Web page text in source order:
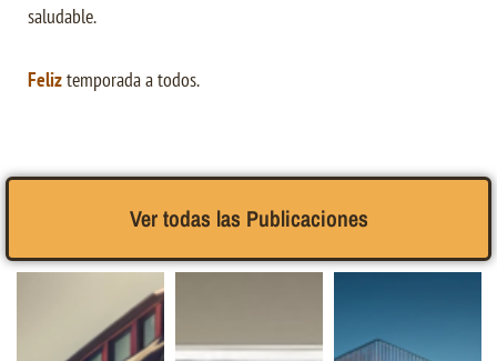
saludable.
Feliztemporada a todos.
Ver todas las Publicaciones